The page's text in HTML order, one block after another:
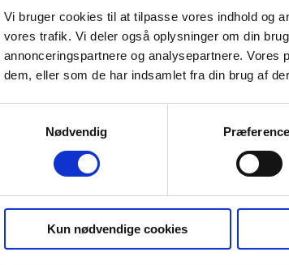
Vi bruger cookies til at tilpasse vores indhold og
vores trafik. Vi deler også oplysninger om din
annonceringspartnere og analysepartnere.
dem, eller som de har indsamlet fra din brug af
Nødvendig
Kun nødvendige cookies